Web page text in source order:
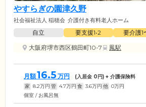
やすらぎの園津久野
社会福祉法人 稲穂会 介護付き有料老人ホーム
自立 要支援1•2 要介護1
大阪府堺市西区鶴田町10-7
鳳駅
月額16.5 万円 (入居金 0円) + 介護保険料
家 8.2万円 管 4.7万円 食 3.6万円 他 0万円
個室 / お風呂無